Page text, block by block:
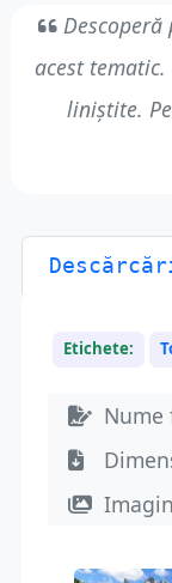
acest
liniștite.
Etichete:
Nume